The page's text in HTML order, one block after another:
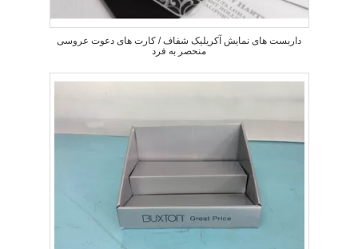
داربست های نمایش آکریلیک شفاف / کارت های دعوت عروسی
منحصر به فرد